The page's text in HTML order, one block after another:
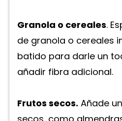
Granola o cereales.
de granola o cereales
batido para darle un
añadir fibra adicional.
Frutos secos. Añade